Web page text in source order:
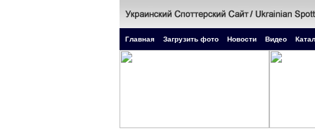
Главная Загрузить фото Новости Видео